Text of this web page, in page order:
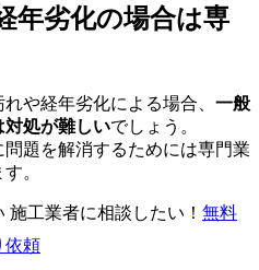
年劣化の場合は専
や経年劣化による場合、 一般
対処が難しいでしょう。
題を解消するためには専門業
。
工業者に相談したい！ 無料
依頼